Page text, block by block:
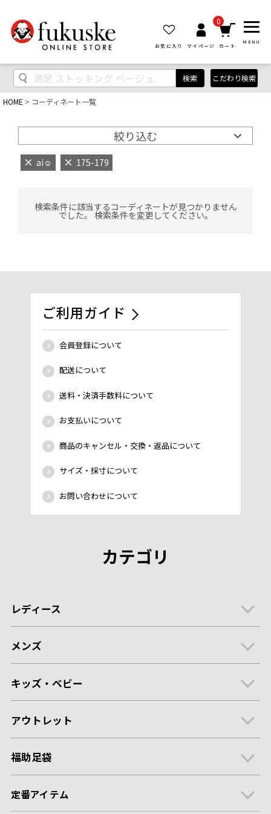
お気に入り マイページ
0
カート
MENU
検索 こだわり検索
HOME コーディネート一覧
絞り込む
ai‪‪☺︎‬ 175-179
検索条件に該当するコーディネートが見つかりません
でした。 検索条件を変更してください。
ご利用ガイド
会員登録について
配送について
送料・決済手数料について
お支払いについて
商品のキャンセル・交換・返品について
サイズ・採寸について
お問い合わせについて
カテゴリ
レディース
メンズ
キッズ・ベビー
アウトレット
福助足袋
定番アイテム